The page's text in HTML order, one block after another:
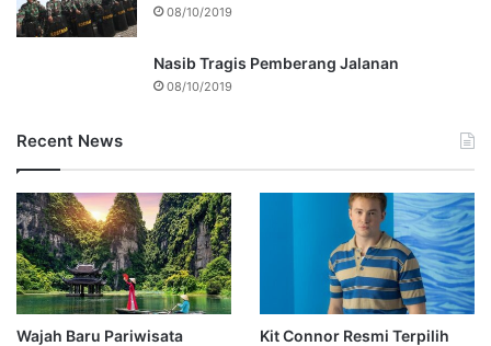
08/10/2019
Nasib Tragis Pemberang Jalanan
08/10/2019
Recent News
Wajah Baru Pariwisata
Kit Connor Resmi Terpilih